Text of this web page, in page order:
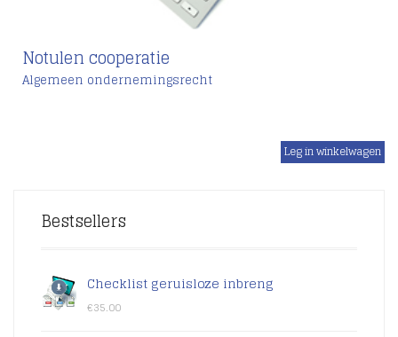
Notulen cooperatie
Algemeen ondernemingsrecht
Bestsellers
Checklist geruisloze inbreng
€35.00